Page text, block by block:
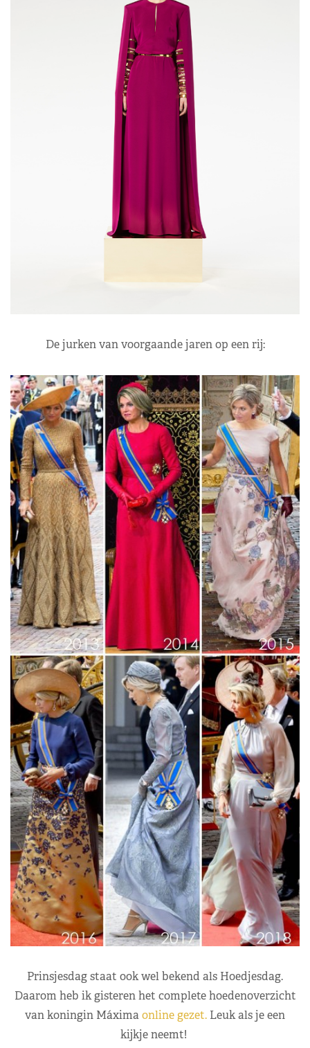
De jurken van voorgaande jaren op een rij:
Prinsjesdag staat ook wel bekend als Hoedjesdag.
Daarom heb ik gisteren het complete hoedenoverzicht
van koningin Máximaonline gezet. Leuk als je een
kijkje neemt!